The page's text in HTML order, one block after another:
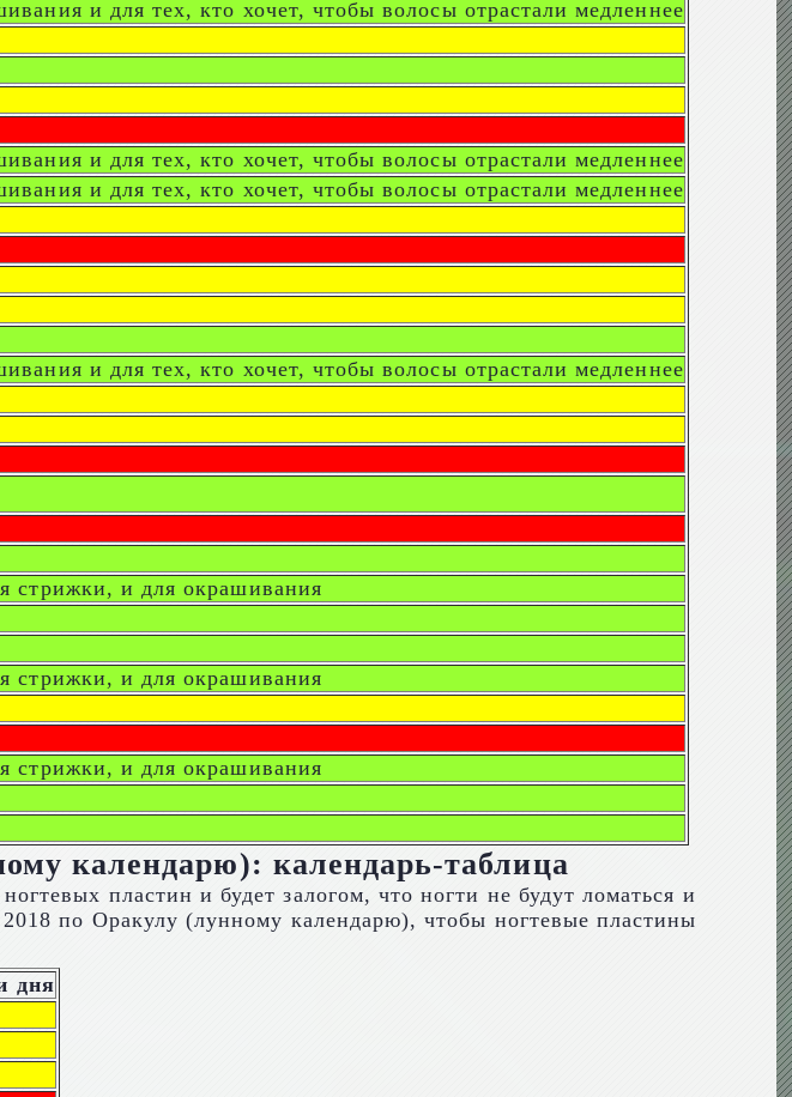
и для тех, кто хочет, чтобы волосы отрастали медленнее
и для тех, кто хочет, чтобы волосы отрастали медленнее
и для тех, кто хочет, чтобы волосы отрастали медленнее
и для тех, кто хочет, чтобы волосы отрастали медленнее
стрижки, и для окрашивания
стрижки, и для окрашивания
стрижки, и для окрашивания
календарю): календарь-таблица
пластин и будет залогом, что ногти не будут ломаться и
по Оракулу (лунному календарю), чтобы ногтевые пластины
дня